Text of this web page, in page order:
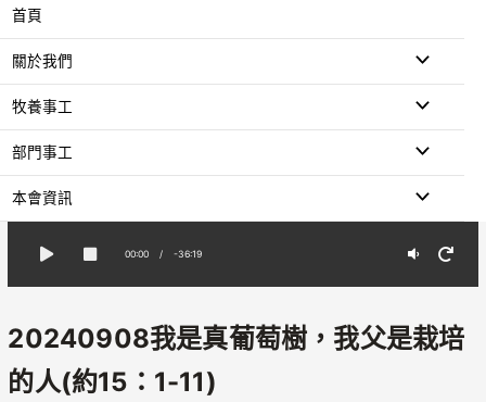
首頁
關於我們
牧養事工
部門事工
本會資訊
00:00 / -36:19
20240908我是真葡萄樹，我父是栽培
的人(約15：1-11)